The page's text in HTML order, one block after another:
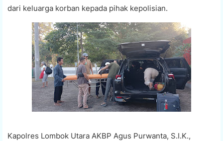
dari keluarga korban kepada pihak kepolisian.
Kapolres Lombok Utara AKBP Agus Purwanta, S.I.K.,